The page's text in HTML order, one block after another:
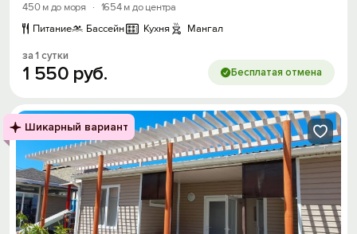
450 м до моря
· 1654 м до центра
Питание
Бассейн Кухня Мангал
за 1 сутки
1 550 руб. Бесплатая отмена
Шикарный вариант